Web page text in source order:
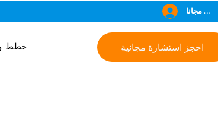
انضم مجانا
احجز استشارة مجانية خطط و